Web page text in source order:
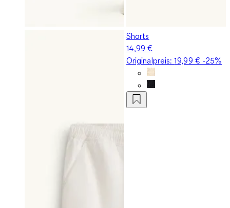
Shorts
14,99 €
Originalpreis:19,99 €-25%